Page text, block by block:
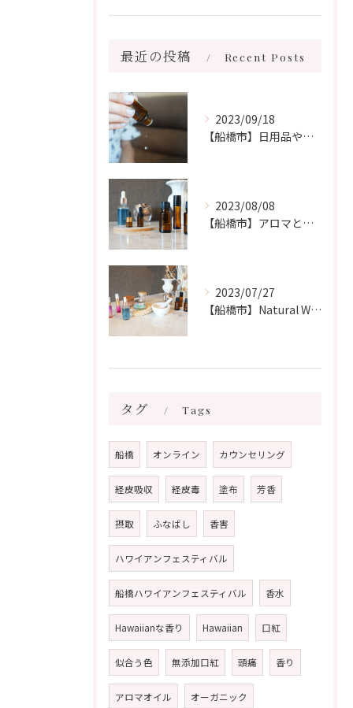
最近の投稿 Recent Posts
2023/09/18
【船橋市】日用品や香りの害について𓆸
2023/08/08
【船橋市】アロマとエッセンシャルオイルの違いについて🧙‍♀️
2023/07/27
【船橋市】Natural Witchです🧙‍♀️フランス式のアロマオイルについて
タグ Tags
船橋 オンライン カウンセリング
経皮吸収 経皮毒 塗布 芳香
摂取 ふなばし 香害
ハワイアンフェスティバル
船橋ハワイアンフェスティバル 香水
Hawaiianな香り Hawaiian 口紅
似合う色 無添加口紅 頭痛 香り
アロマオイル オーガニック